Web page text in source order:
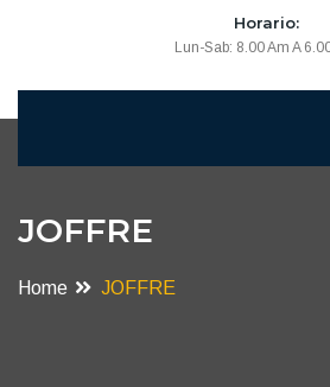
Horario:
Lun-Sab: 8.00 Am A
JOFFRE
Home JOFFRE